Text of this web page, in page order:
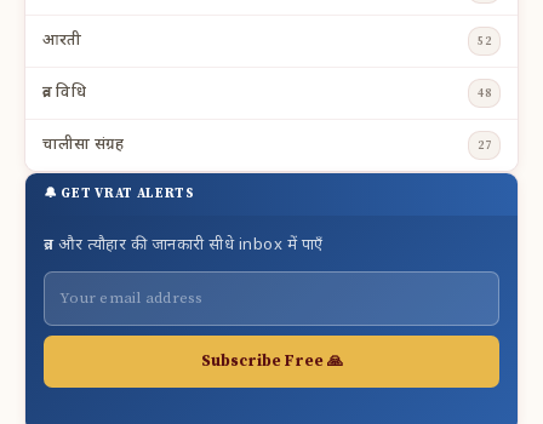
आरती 52
व्रत विधि 48
चालीसा संग्रह 27
🔔 GET VRAT ALERTS
व्रत और त्यौहार की जानकारी सीधे inbox में पाएँ
Subscribe Free 🙏